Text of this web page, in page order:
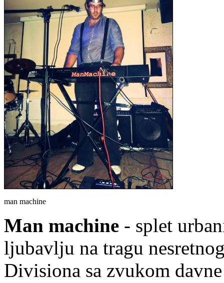
man machine
Man machine - splet
ljubavlju na tragu
Divisiona sa zvukom